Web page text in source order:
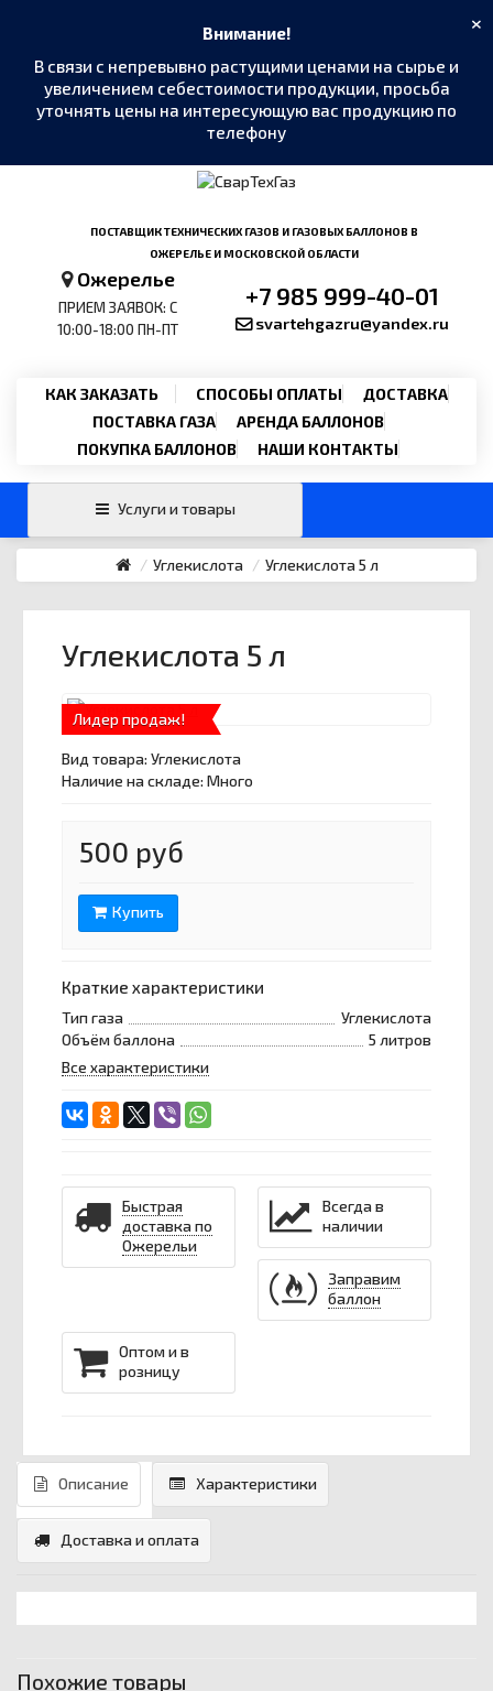
Внимание!
В связи с непревывно растущими ценами на сырье и
увеличением себестоимости продукции, просьба
уточнять цены на интересующую вас продукцию по
телефону
×
ПОСТАВЩИК ТЕХНИЧЕСКИХ ГАЗОВ И ГАЗОВЫХ БАЛЛОНОВ В
ОЖЕРЕЛЬЕ И МОСКОВСКОЙ ОБЛАСТИ
Ожерелье
ПРИЕМ ЗАЯВОК: С
10:00-18:00 ПН-ПТ
+7 985 999-40-01
svartehgazru@yandex.ru
КАК ЗАКАЗАТЬ СПОСОБЫ ОПЛАТЫ
ДОСТАВКА
ПОСТАВКА ГАЗА
АРЕНДА БАЛЛОНОВ
ПОКУПКА БАЛЛОНОВ
НАШИ КОНТАКТЫ
Услуги и товары
Углекислота Углекислота 5 л
Углекислота 5 л
Лидер продаж!
Вид товара: Углекислота
Наличие на складе: Много
500 руб
Купить
Краткие характеристики
Тип газа
Углекислота
Объём баллона
5 литров
Все характеристики
Быстрая
доставка по
Ожерельи
Всегда в
наличии
Заправим
баллон
Оптом и в
розницу
Описание Характеристики
Доставка и оплата
Похожие товары
Telegram ›
Позвонить
+7 985 999-40-01 ›
svartehgazru@yandex.ru